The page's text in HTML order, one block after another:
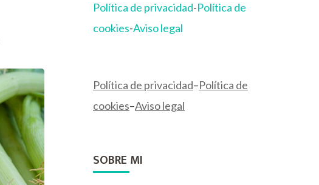
Política de privacidad-Política de
cookies-Aviso legal
Política de privacidad–Política de
cookies–Aviso legal
SOBRE MI